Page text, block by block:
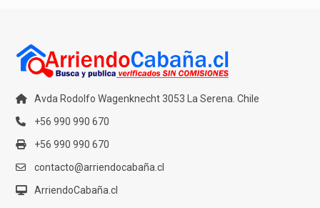
Avda Rodolfo Wagenknecht 3053 La Serena. Chile
+56 990 990 670
+56 990 990 670
contacto@arriendocabaña.cl
ArriendoCabaña.cl